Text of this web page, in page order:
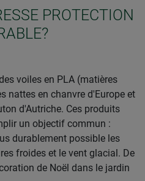
PROTECTION
voiles en PLA (matières
nattes en chanvre d'Europe et
d'Autriche. Ces produits
un objectif commun :
durablement possible les
froides et le vent glacial. De
de Noël dans le jardin